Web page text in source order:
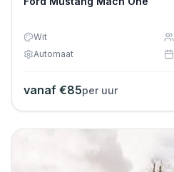
Wit
Automaat
vanaf €85per uur